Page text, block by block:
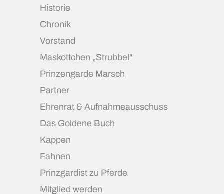
Historie
Chronik
Vorstand
Maskottchen „Strubbel"
Prinzengarde Marsch
Partner
Ehrenrat & Aufnahmeausschuss
Das Goldene Buch
Kappen
Fahnen
Prinzgardist zu Pferde
Mitglied werden